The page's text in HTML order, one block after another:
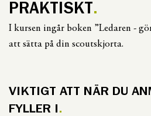
PRAKTISKT
I kursen ingår boken ”Ledaren -
att sätta på din scoutskjorta.
VIKTIGT ATT NÄR DU
FYLLER I